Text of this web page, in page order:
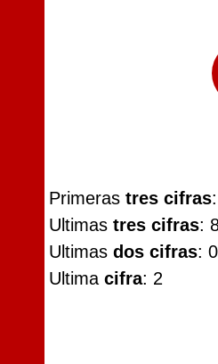
Primeras tres cifras
Ultimas tres cifras:
Ultimas dos cifras:
Ultima cifra: 2